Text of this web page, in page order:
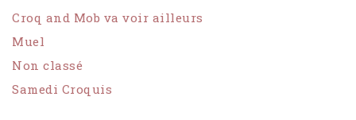
Croq and Mob va voir ailleurs
Muel
Non classé
Samedi Croquis